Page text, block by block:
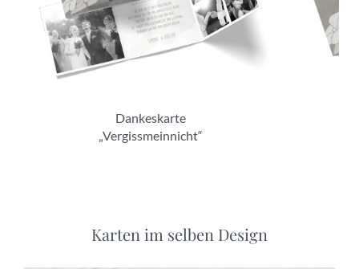
Dankeskarte
„Vergissmeinnicht“
Karten im selben Design